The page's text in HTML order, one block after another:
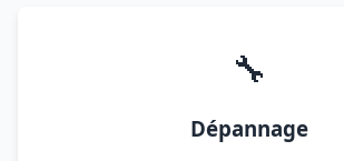
🔧
Dépannage